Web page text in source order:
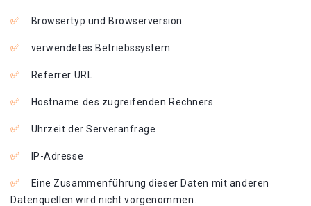
Browsertyp und Browserversion
verwendetes Betriebssystem
Referrer URL
Hostname des zugreifenden Rechners
Uhrzeit der Serveranfrage
IP-Adresse
Eine Zusammenführung dieser Daten mit anderen
Datenquellen wird nicht vorgenommen.